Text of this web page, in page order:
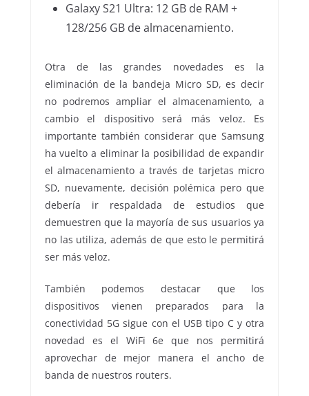
Galaxy S21 Ultra: 12 GB de RAM +
128/256 GB de almacenamiento.
Otra de las grandes novedades es la
eliminación de la bandeja Micro SD, es decir
no podremos ampliar el almacenamiento, a
cambio el dispositivo será más veloz. Es
importante también considerar que Samsung
ha vuelto a eliminar la posibilidad de expandir
el almacenamiento a través de tarjetas micro
SD, nuevamente, decisión polémica pero que
debería ir respaldada de estudios que
demuestren que la mayoría de sus usuarios ya
no las utiliza, además de que esto le permitirá
ser más veloz.
También podemos destacar que los
dispositivos vienen preparados para la
conectividad 5G sigue con el USB tipo C y otra
novedad es el WiFi 6e que nos permitirá
aprovechar de mejor manera el ancho de
banda de nuestros routers.